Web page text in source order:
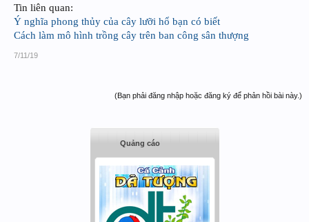
Tin liên quan:
Ý nghĩa phong thủy của cây lưỡi hổ bạn có biết
Cách làm mô hình trồng cây trên ban công sân thượng
7/11/19
(Bạn phải đăng nhập hoặc đăng ký để phản hồi bài này.)
Quảng cáo